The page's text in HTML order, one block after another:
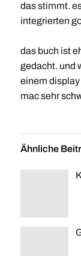
das stimmt.
integrierten
das buch ist
gedacht. und
einem
mac sehr
Ähnliche